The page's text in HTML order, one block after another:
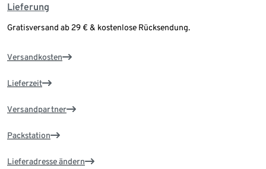
Lieferung
Gratisversand ab 29 € & kostenlose Rücksendung.
Versandkosten
Lieferzeit
Versandpartner
Packstation
Lieferadresse ändern